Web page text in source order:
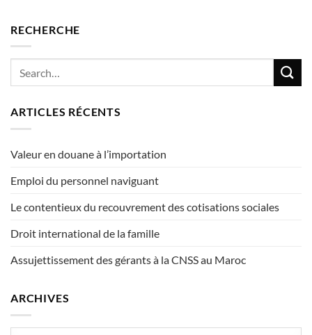
RECHERCHE
ARTICLES RÉCENTS
Valeur en douane à l’importation
Emploi du personnel naviguant
Le contentieux du recouvrement des cotisations sociales
Droit international de la famille
Assujettissement des gérants à la CNSS au Maroc
ARCHIVES